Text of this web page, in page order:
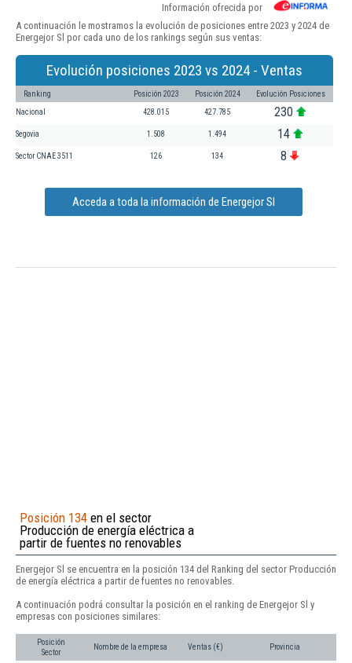
Información ofrecida por
A continuación le mostramos la evolución de posiciones entre 2023 y 2024 de
Energejor Sl por cada uno de los rankings según sus ventas:
Evolución posiciones 2023 vs 2024 - Ventas
Ranking Posición 2023 Posición 2024 Evolución Posiciones
Nacional 428.015 427.785 230
Segovia 1.508 1.494 14
Sector CNAE 3511 126 134 8
Acceda a toda la información de Energejor Sl
Posición 134 en el sector
Producción de energía eléctrica a
partir de fuentes no renovables
Energejor Sl se encuentra en la posición 134 del Ranking del sector Producción
de energía eléctrica a partir de fuentes no renovables.
A continuación podrá consultar la posición en el ranking de Energejor Sl y
empresas con posiciones similares:
Posición
Sector
Nombre de la empresa Ventas (€) Provincia